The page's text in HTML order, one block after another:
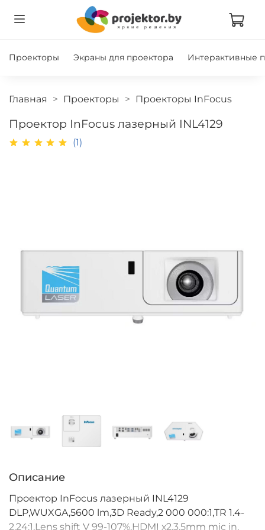
Проекторы Экраны для проектора Интерактивные
Главная Проекторы Проекторы InFocus
Проектор InFocus лазерный INL4129
(1)
Описание
Проектор InFocus лазерный INL4129
DLP,WUXGA,5600 lm,3D Ready,2 000 000:1,TR 1.4-
2.24:1,Lens shift V 99-107%,HDMI х2,3.5mm mic in,